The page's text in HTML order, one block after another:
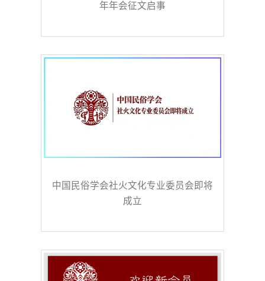
年年会征文启事
中国民俗学会社火文化专业委员会即将
成立